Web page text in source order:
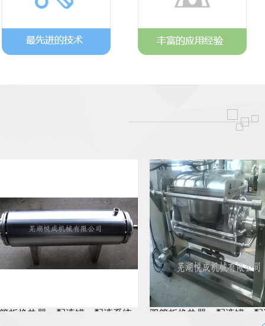
器、配液罐、配液系统 双管板换热器、配液罐、配液系统